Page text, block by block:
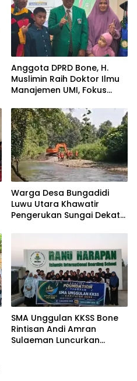
Anggota DPRD Bone, H.
Muslimin Raih Doktor Ilmu
Manajemen UMI, Fokus
ASN
Warga Desa Bungadidi
Luwu Utara Khawatir
Pengerukan Sungai Dekat
SMA Unggulan KKSS Bone
Rintisan Andi Amran
Sulaeman Luncurkan